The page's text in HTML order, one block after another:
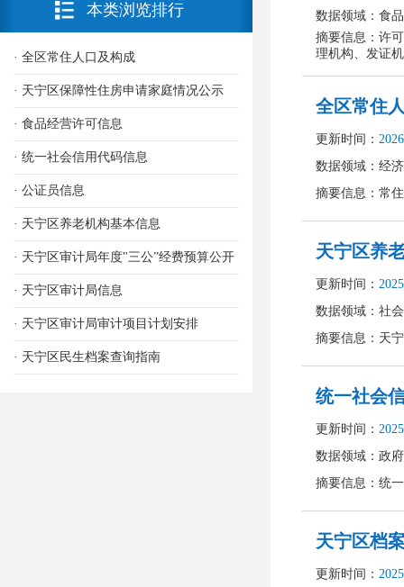
本类浏览排行
· 全区常住人口及构成
· 天宁区保障性住房申请家庭情况公示
· 食品经营许可信息
· 统一社会信用代码信息
· 公证员信息
· 天宁区养老机构基本信息
· 天宁区审计局年度"三公”经费预算公开
· 天宁区审计局信息
· 天宁区审计局审计项目计划安排
· 天宁区民生档案查询指南